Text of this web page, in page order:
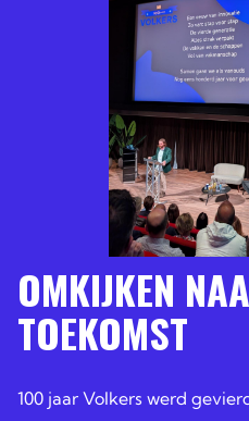
OMKIJKEN
TOEKOMST
100 jaar Volkers werd